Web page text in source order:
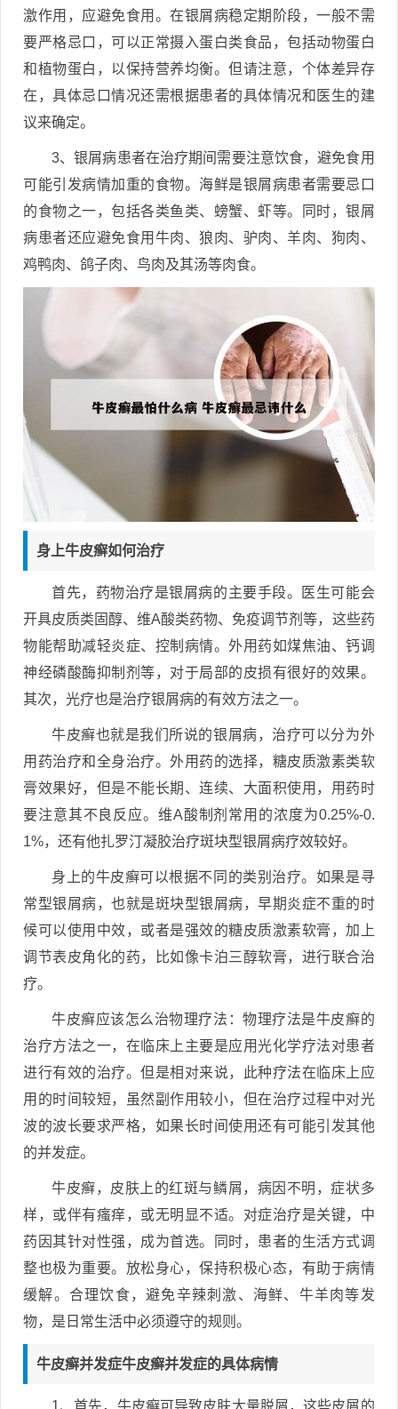
激作用，应避免食用。在银屑病稳定期阶段，一般不需
要严格忌口，可以正常摄入蛋白类食品，包括动物蛋白
和植物蛋白，以保持营养均衡。但请注意，个体差异存
在，具体忌口情况还需根据患者的具体情况和医生的建
议来确定。
3、银屑病患者在治疗期间需要注意饮食，避免食用
可能引发病情加重的食物。海鲜是银屑病患者需要忌口
的食物之一，包括各类鱼类、螃蟹、虾等。同时，银屑
病患者还应避免食用牛肉、狼肉、驴肉、羊肉、狗肉、
鸡鸭肉、鸽子肉、鸟肉及其汤等肉食。
身上牛皮癣如何治疗
首先，药物治疗是银屑病的主要手段。医生可能会
开具皮质类固醇、维A酸类药物、免疫调节剂等，这些药
物能帮助减轻炎症、控制病情。外用药如煤焦油、钙调
神经磷酸酶抑制剂等，对于局部的皮损有很好的效果。
其次，光疗也是治疗银屑病的有效方法之一。
牛皮癣也就是我们所说的银屑病，治疗可以分为外
用药治疗和全身治疗。外用药的选择，糖皮质激素类软
膏效果好，但是不能长期、连续、大面积使用，用药时
要注意其不良反应。维A酸制剂常用的浓度为0.25%-0.
1%，还有他扎罗汀凝胶治疗斑块型银屑病疗效较好。
身上的牛皮癣可以根据不同的类别治疗。如果是寻
常型银屑病，也就是斑块型银屑病，早期炎症不重的时
候可以使用中效，或者是强效的糖皮质激素软膏，加上
调节表皮角化的药，比如像卡泊三醇软膏，进行联合治
疗。
牛皮癣应该怎么治物理疗法：物理疗法是牛皮癣的
治疗方法之一，在临床上主要是应用光化学疗法对患者
进行有效的治疗。但是相对来说，此种疗法在临床上应
用的时间较短，虽然副作用较小，但在治疗过程中对光
波的波长要求严格，如果长时间使用还有可能引发其他
的并发症。
牛皮癣，皮肤上的红斑与鳞屑，病因不明，症状多
样，或伴有瘙痒，或无明显不适。对症治疗是关键，中
药因其针对性强，成为首选。同时，患者的生活方式调
整也极为重要。放松身心，保持积极心态，有助于病情
缓解。合理饮食，避免辛辣刺激、海鲜、牛羊肉等发
物，是日常生活中必须遵守的规则。
牛皮癣并发症牛皮癣并发症的具体病情
1、首先，牛皮癣可导致皮肤大量脱屑，这些皮屑的